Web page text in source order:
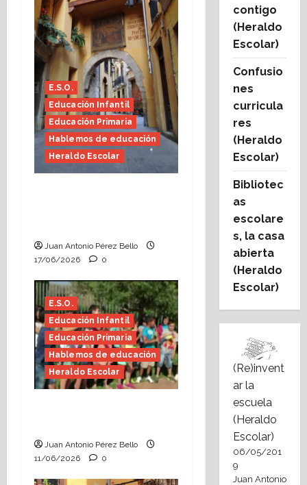
E.S.O.
Educación Infantil
Educación Primaria
Hablemos de educación
Heraldo Escolar
Juan Antonio Pérez Bello
17/06/2026
0
E.S.O.
Educación Infantil
Educación Primaria
Hablemos de educación
Heraldo Escolar
Juan Antonio Pérez Bello
11/06/2026
0
contigo
(Heraldo
Escolar)
Confusio
nes
curricula
res
(Heraldo
Escolar)
Bibliotec
as
escolare
s, la casa
abierta
(Heraldo
Escolar)
(Re)invent
ar la
escuela
(Heraldo
Escolar)
06/05/201
9
Juan Antonio